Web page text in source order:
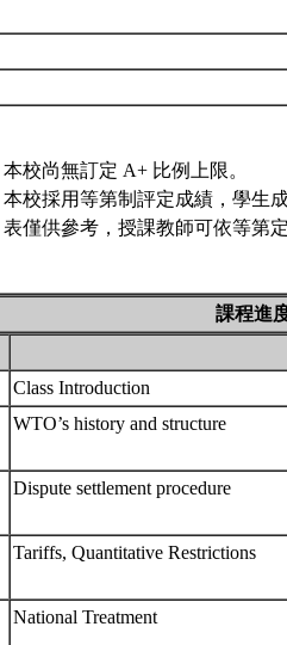
本校尚無訂定 A+ 比例上限。
本校採用等第制評定成績，學生
表僅供參考，授課教師可依等第
課程進
Class Introduction
WTO’s history and structure
Dispute settlement procedure
Tariffs, Quantitative Restrictions
National Treatment